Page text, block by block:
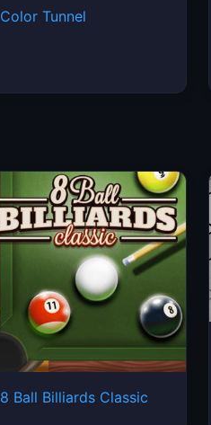
Color Tunnel
8 Ball Billiards Classic